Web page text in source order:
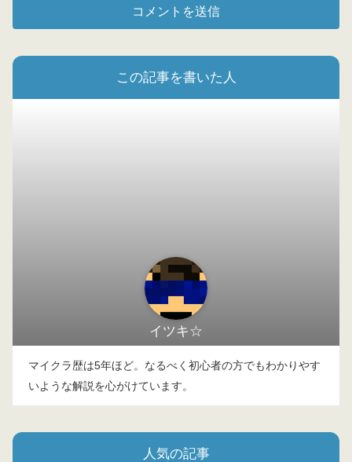
この記事を書いた人
イツキ☆
マイクラ歴は5年ほど。なるべく初心者の方でもわかりやす
いような解説を心がけています。
人気の記事